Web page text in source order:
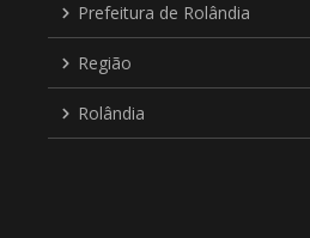
Prefeitura de Rolândia
Região
Rolândia